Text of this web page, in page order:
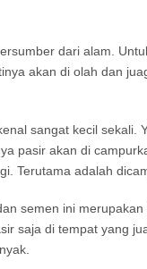
dari alam.
akan di olah dan
sangat kecil sekali.
pasir akan di
Terutama adalah
semen ini
saja di tempat yang